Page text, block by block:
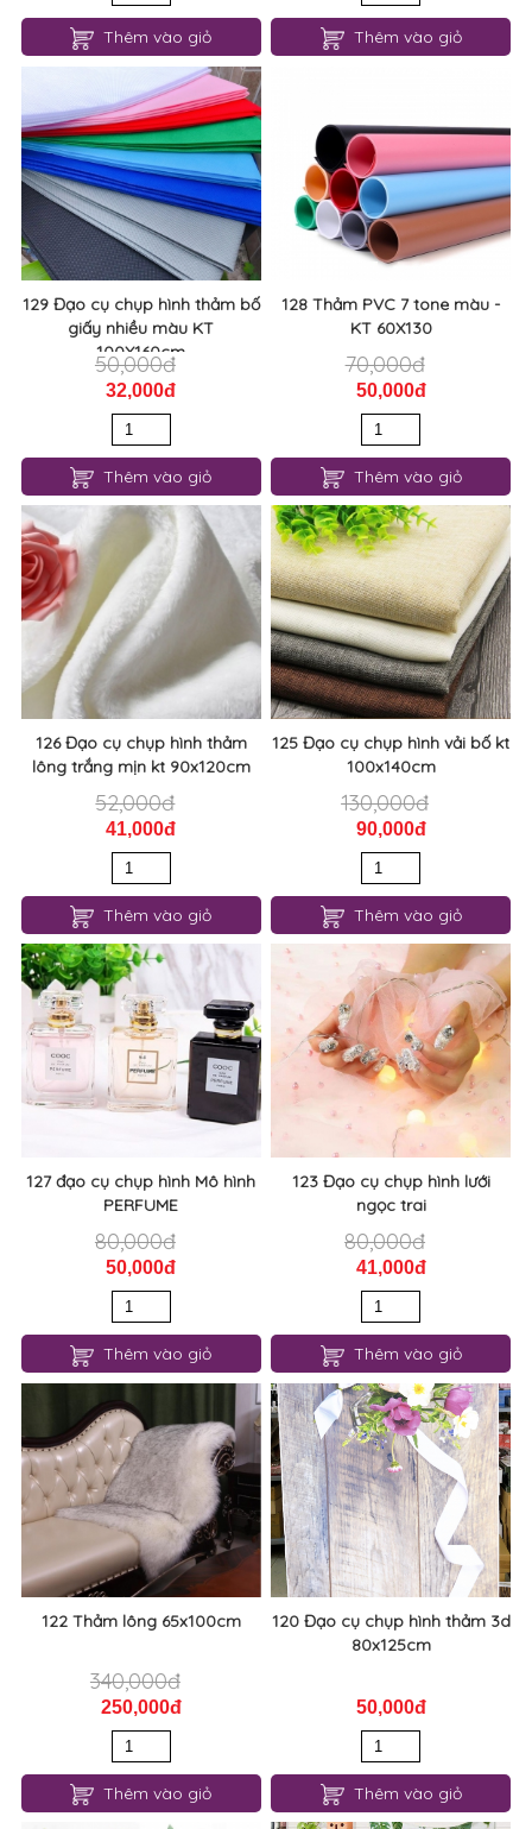
Thêm vào giỏ Thêm vào giỏ
129 Đạo cụ chụp hình thảm bố
giấy nhiều màu KT
100X160cm
50,000đ
32,000đ
Thêm vào giỏ
128 Thảm PVC 7 tone màu -
KT 60X130
70,000đ
50,000đ
Thêm vào giỏ
126 Đạo cụ chụp hình thảm
lông trắng mịn kt 90x120cm
52,000đ
41,000đ
Thêm vào giỏ
125 Đạo cụ chụp hình vải bố kt
100x140cm
130,000đ
90,000đ
Thêm vào giỏ
127 đạo cụ chụp hình Mô hình
PERFUME
80,000đ
50,000đ
Thêm vào giỏ
123 Đạo cụ chụp hình lưới
ngọc trai
80,000đ
41,000đ
Thêm vào giỏ
122 Thảm lông 65x100cm
340,000đ
250,000đ
Thêm vào giỏ
120 Đạo cụ chụp hình thảm 3d
80x125cm
50,000đ
Thêm vào giỏ